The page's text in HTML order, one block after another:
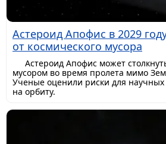
Астероид Апофис в 2029
от космического мусора
Астероид Апофис может
мусором во время пролета мимо
Ученые оценили риски для
на орбиту.